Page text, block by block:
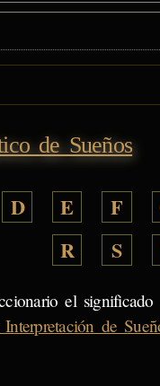
de Sueños
D E F
R
S
el
de